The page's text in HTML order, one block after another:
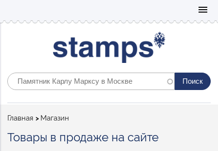
menu
Строка
Главная Магазин
Товары в продаже на сайте